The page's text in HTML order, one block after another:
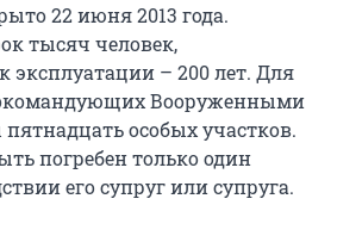
22 июня 2013 года.
тысяч человек,
эксплуатации – 200 лет. Для
Вооруженными
особых участков.
погребен только один
его супруг или супруга.